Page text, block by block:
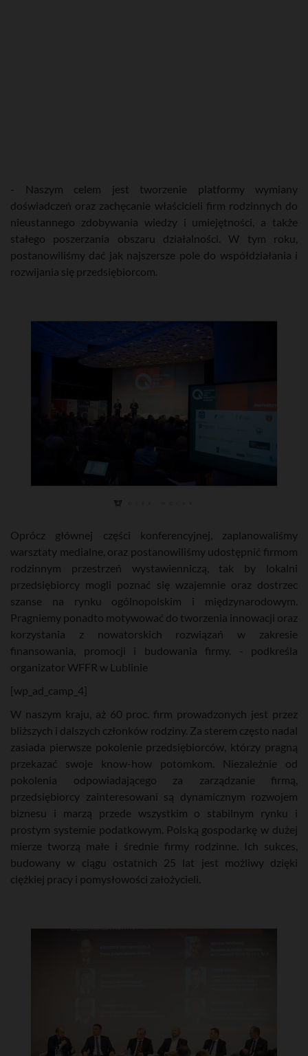
- Naszym celem jest tworzenie platformy wymiany
doświadczeń oraz zachęcanie właścicieli firm rodzinnych do
nieustannego zdobywania wiedzy i umiejętności, a także
stałego poszerzania obszaru działalności. W tym roku,
postanowiliśmy dać jak najszersze pole do współdziałania i
rozwijania się przedsiębiorcom.
Oprócz głównej części konferencyjnej, zaplanowaliśmy
warsztaty medialne, oraz postanowiliśmy udostępnić firmom
rodzinnym przestrzeń wystawienniczą, tak by lokalni
przedsiębiorcy mogli poznać się wzajemnie oraz dostrzec
szanse na rynku ogólnopolskim i międzynarodowym.
Pragniemy ponadto motywować do tworzenia innowacji oraz
korzystania z nowatorskich rozwiązań w zakresie
finansowania, promocji i budowania firmy. - podkreśla
organizator WFFR w Lublinie
[wp_ad_camp_4]
W naszym kraju, aż 60 proc. firm prowadzonych jest przez
bliższych i dalszych członków rodziny. Za sterem często nadal
zasiada pierwsze pokolenie przedsiębiorców, którzy pragną
przekazać swoje know-how potomkom. Niezależnie od
pokolenia odpowiadającego za zarządzanie firmą,
przedsiębiorcy zainteresowani są dynamicznym rozwojem
biznesu i marzą przede wszystkim o stabilnym rynku i
prostym systemie podatkowym. Polską gospodarkę w dużej
mierze tworzą małe i średnie firmy rodzinne. Ich sukces,
budowany w ciągu ostatnich 25 lat jest możliwy dzięki
ciężkiej pracy i pomysłowości założycieli.